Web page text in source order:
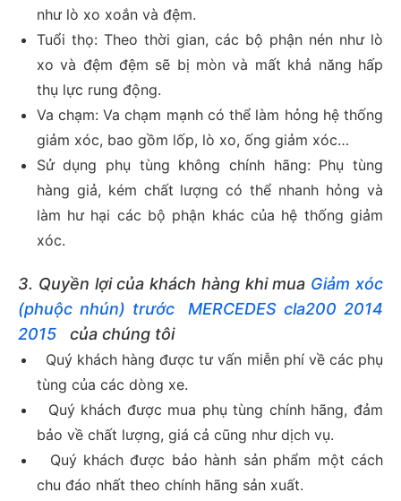
như lò xo xoắn và đệm.
Tuổi thọ: Theo thời gian, các bộ phận nén như lò
xo và đệm đệm sẽ bị mòn và mất khả năng hấp
thụ lực rung động.
Va chạm: Va chạm mạnh có thể làm hỏng hệ thống
giảm xóc, bao gồm lốp, lò xo, ống giảm xóc…
Sử dụng phụ tùng không chính hãng: Phụ tùng
hàng giả, kém chất lượng có thể nhanh hỏng và
làm hư hại các bộ phận khác của hệ thống giảm
xóc.
3. Quyền lợi của khách hàng khi mua Giảm xóc
(phuộc nhún) trước MERCEDES cla200 2014
2015
của chúng tôi
Quý khách hàng được tư vấn miễn phí về các phụ
tùng của các dòng xe.
Quý khách được mua phụ tùng chính hãng, đảm
bảo về chất lượng, giá cả cũng như dịch vụ.
Quý khách được bảo hành sản phẩm một cách
chu đáo nhất theo chính hãng sản xuất.